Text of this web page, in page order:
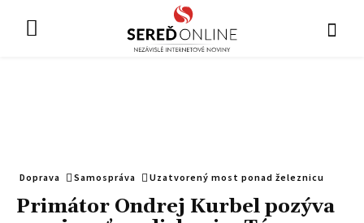
Doprava Samospráva Uzatvorený most ponad železnicu
Primátor Ondrej Kurbel pozýva